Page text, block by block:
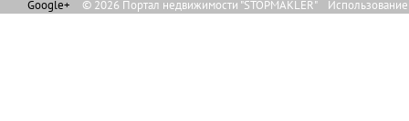
Google+ © 2026 Портал недвижимости "STOPMAKLER"